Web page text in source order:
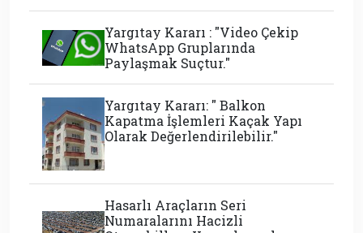
Yargıtay Kararı : "Video Çekip
WhatsApp Gruplarında
Paylaşmak Suçtur."
Yargıtay Kararı: " Balkon
Kapatma İşlemleri Kaçak Yapı
Olarak Değerlendirilebilir."
Hasarlı Araçların Seri
Numaralarını Hacizli